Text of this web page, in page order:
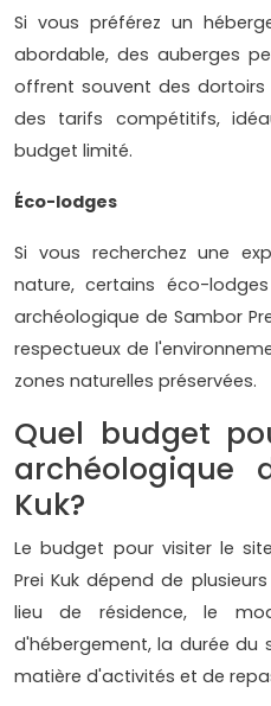
Si vous préférez un
abordable, des auberges
offrent souvent des
des tarifs compétitifs,
budget limité.
Éco-lodges
Si vous recherchez une
nature, certains éco-
archéologique de Sambor
respectueux de
zones naturelles préservées.
Quel budget
archéologique
Kuk?
Le budget pour visiter le
Prei Kuk dépend de
lieu de résidence, le
d'hébergement, la durée du
matière d'activités et de